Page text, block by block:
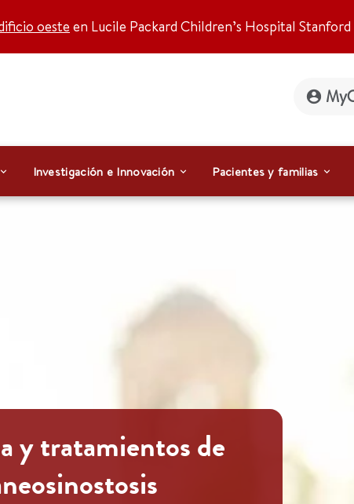
oesteen Lucile Packard Children’s Hospital Stanford
Investigación e Innovación Pacientes y familias
y tratamientos de